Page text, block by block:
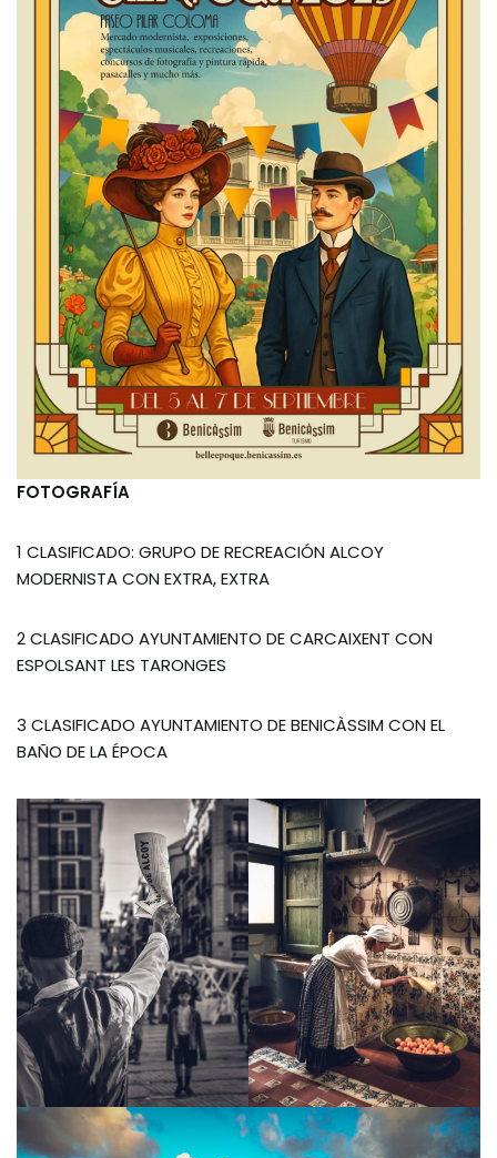
FOTOGRAFÍA
1 CLASIFICADO: GRUPO DE RECREACIÓN ALCOY
MODERNISTA CON EXTRA, EXTRA
2 CLASIFICADO AYUNTAMIENTO DE CARCAIXENT CON
ESPOLSANT LES TARONGES
3 CLASIFICADO AYUNTAMIENTO DE BENICÀSSIM CON EL
BAÑO DE LA ÉPOCA